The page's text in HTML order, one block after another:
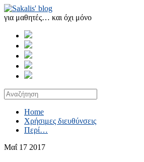
για μαθητές… και όχι μόνο
Home
Χρήσιμες διευθύνσεις
Περί…
Μαΐ 17 2017